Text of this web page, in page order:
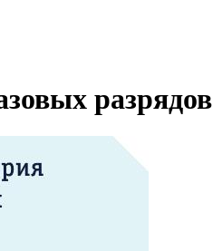
разрядов